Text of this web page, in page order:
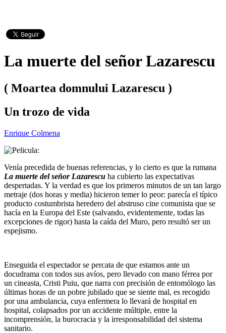
La muerte del señor Lazarescu
( Moartea domnului Lazarescu )
Un trozo de vida
Enrique Colmena
Venía precedida de buenas referencias, y lo cierto es que la rumana
La muerte del señor Lazarescu ha cubierto las expectativas
despertadas. Y la verdad es que los primeros minutos de un tan largo
metraje (dos horas y media) hicieron temer lo peor: parecía el típico
producto costumbrista heredero del abstruso cine comunista que se
hacía en la Europa del Este (salvando, evidentemente, todas las
excepciones de rigor) hasta la caída del Muro, pero resultó ser un
espejismo.
Enseguida el espectador se percata de que estamos ante un
docudrama con todos sus avíos, pero llevado con mano férrea por
un cineasta, Cristi Puiu, que narra con precisión de entomólogo las
últimas horas de un pobre jubilado que se siente mal, es recogido
por una ambulancia, cuya enfermera lo llevará de hospital en
hospital, colapsados por un accidente múltiple, entre la
incomprensión, la burocracia y la irresponsabilidad del sistema
sanitario.